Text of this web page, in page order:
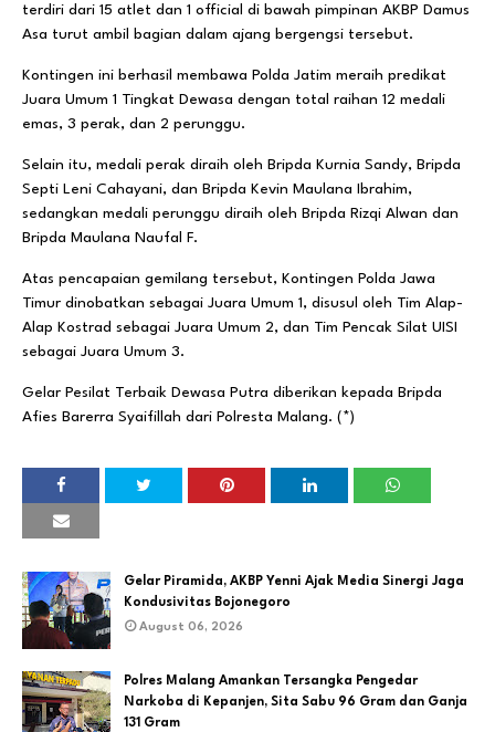
terdiri dari 15 atlet dan 1 official di bawah pimpinan AKBP Damus
Asa turut ambil bagian dalam ajang bergengsi tersebut.
Kontingen ini berhasil membawa Polda Jatim meraih predikat
Juara Umum 1 Tingkat Dewasa dengan total raihan 12 medali
emas, 3 perak, dan 2 perunggu.
Selain itu, medali perak diraih oleh Bripda Kurnia Sandy, Bripda
Septi Leni Cahayani, dan Bripda Kevin Maulana Ibrahim,
sedangkan medali perunggu diraih oleh Bripda Rizqi Alwan dan
Bripda Maulana Naufal F.
Atas pencapaian gemilang tersebut, Kontingen Polda Jawa
Timur dinobatkan sebagai Juara Umum 1, disusul oleh Tim Alap-
Alap Kostrad sebagai Juara Umum 2, dan Tim Pencak Silat UISI
sebagai Juara Umum 3.
Gelar Pesilat Terbaik Dewasa Putra diberikan kepada Bripda
Afies Barerra Syaifillah dari Polresta Malang. (*)
Gelar Piramida, AKBP Yenni Ajak Media Sinergi Jaga
Kondusivitas Bojonegoro
August 06, 2026
Polres Malang Amankan Tersangka Pengedar
Narkoba di Kepanjen, Sita Sabu 96 Gram dan Ganja
131 Gram